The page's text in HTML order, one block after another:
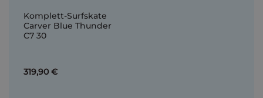
Komplett-Surfskate
Carver Blue Thunder
C7 30
319,90 €